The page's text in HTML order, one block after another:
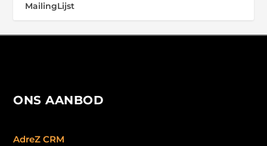
MailingLijst
ONS AANBOD
AdreZ CRM